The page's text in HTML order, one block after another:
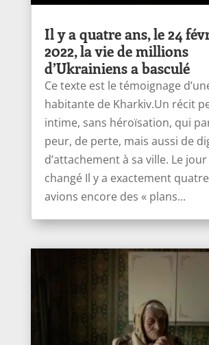
Il y a quatre ans, le 24
2022, la vie de millions
d’Ukrainiens a basculé
Ce texte est le témoignage
habitante de Kharkiv.Un récit
intime, sans héroïsation, qui
peur, de perte, mais aussi de
d’attachement à sa ville. Le
changé Il y a exactement
avions encore des « plans...